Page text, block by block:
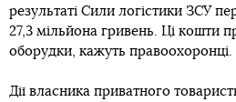
результаті Сили логістики ЗСУ
27,3 мільйона гривень. Ці кошти
оборудки, кажуть правоохоронці.
Дії власника приватного